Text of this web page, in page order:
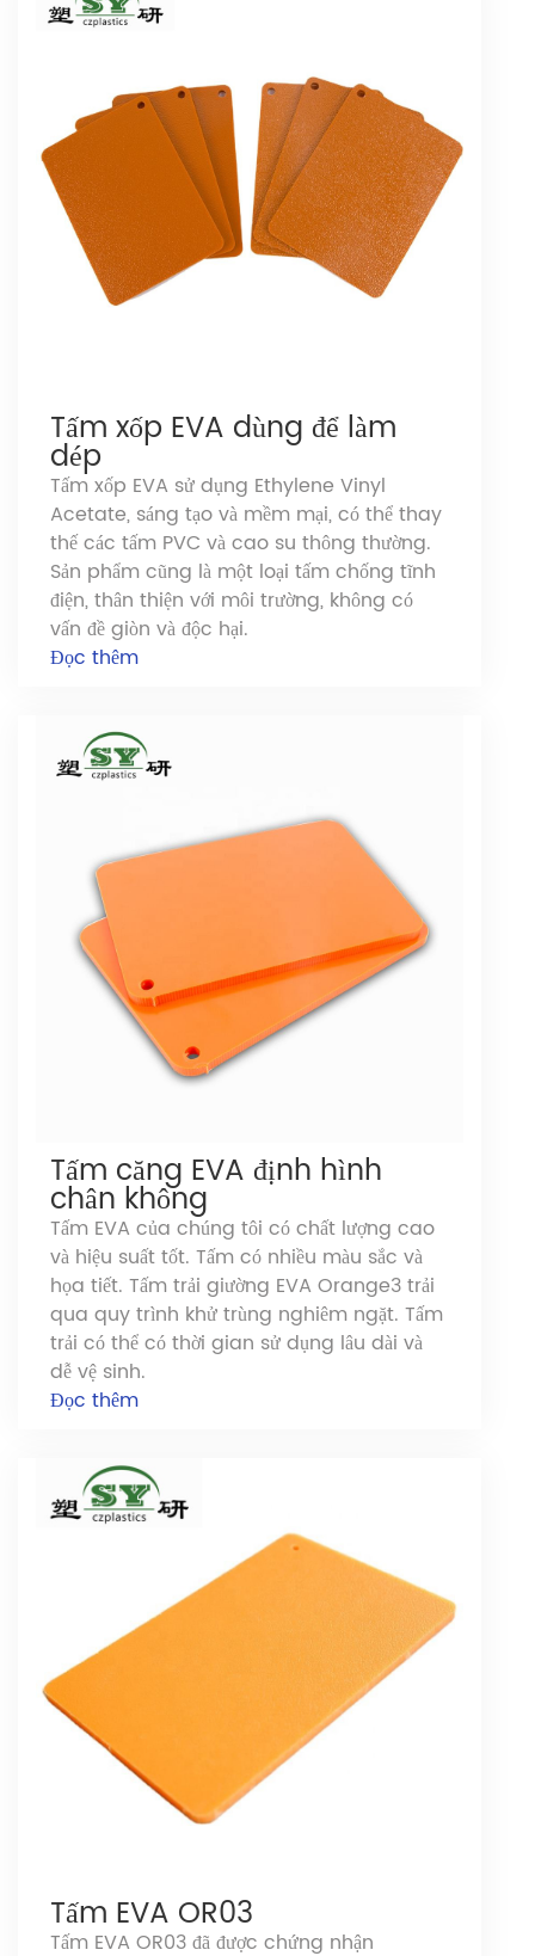
Tấm xốp EVA dùng để làm
dép
Tấm xốp EVA sử dụng Ethylene Vinyl
Acetate, sáng tạo và mềm mại, có thể thay
thế các tấm PVC và cao su thông thường.
Sản phẩm cũng là một loại tấm chống tĩnh
điện, thân thiện với môi trường, không có
vấn đề giòn và độc hại.
Đọc thêm
Tấm căng EVA định hình
chân không
Tấm EVA của chúng tôi có chất lượng cao
và hiệu suất tốt. Tấm có nhiều màu sắc và
họa tiết. Tấm trải giường EVA Orange3 trải
qua quy trình khử trùng nghiêm ngặt. Tấm
trải có thể có thời gian sử dụng lâu dài và
dễ vệ sinh.
Đọc thêm
Tấm EVA OR03
Tấm EVA OR03 đã được chứng nhận